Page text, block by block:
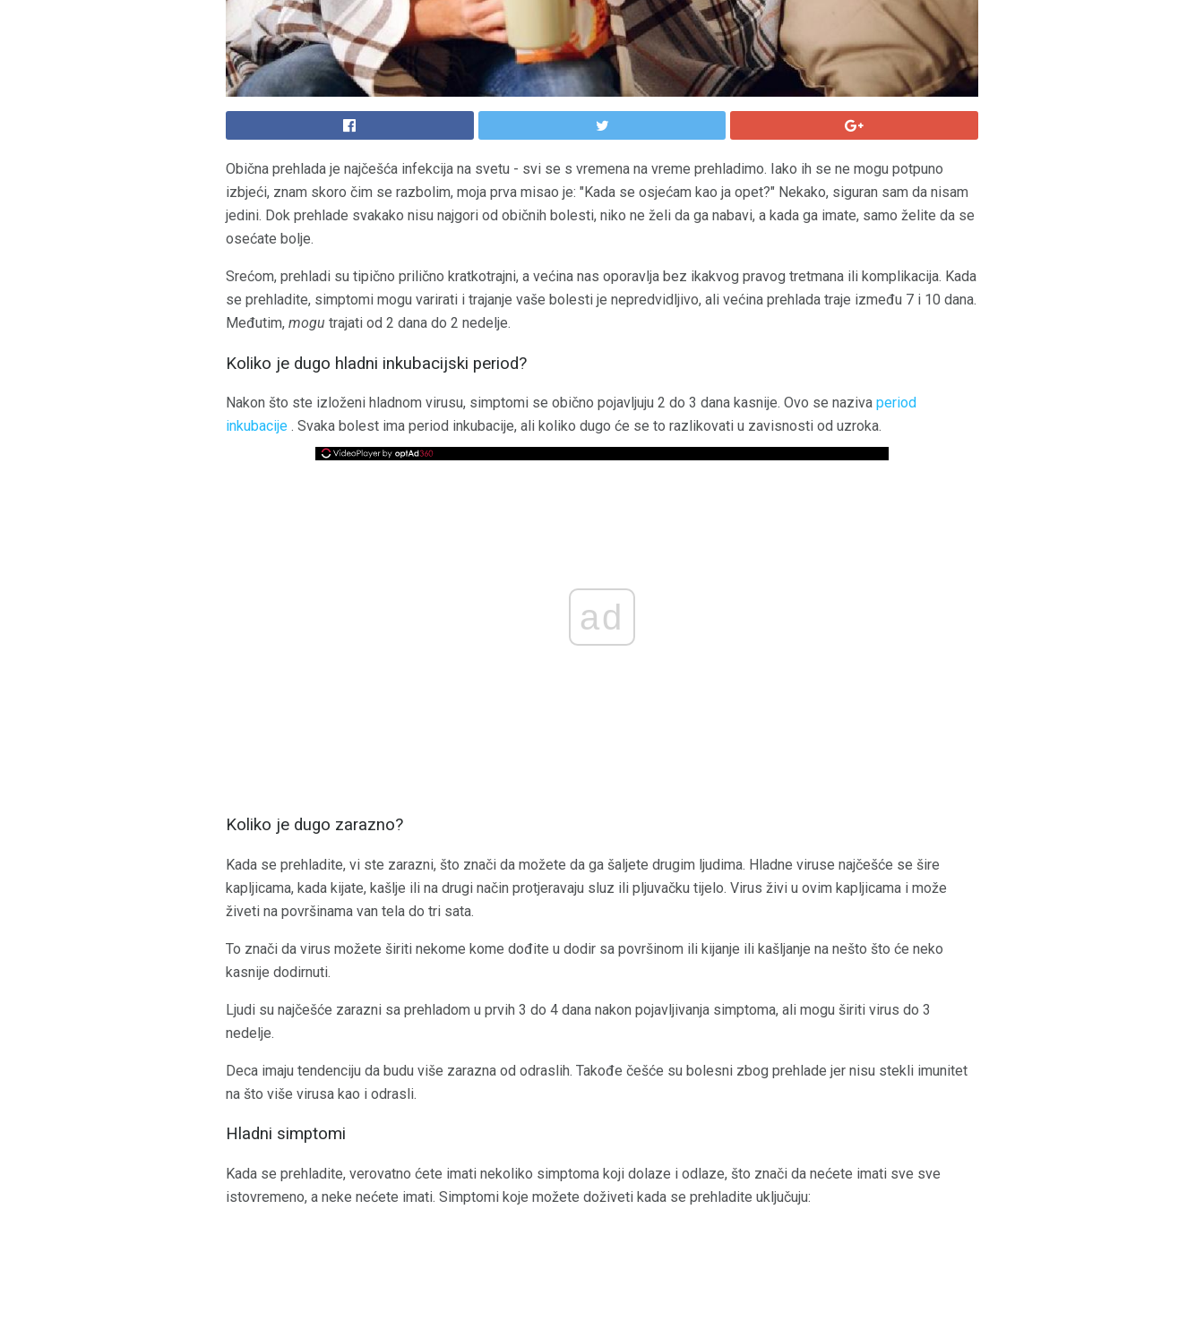
Obična prehlada je najčešća infekcija na svetu - svi se s vremena na vreme prehladimo. Iako ih se ne mogu potpuno
izbjeći, znam skoro čim se razbolim, moja prva misao je: "Kada se osjećam kao ja opet?" Nekako, siguran sam da nisam
jedini. Dok prehlade svakako nisu najgori od običnih bolesti, niko ne želi da ga nabavi, a kada ga imate, samo želite da se
osećate bolje.
Srećom, prehladi su tipično prilično kratkotrajni, a većina nas oporavlja bez ikakvog pravog tretmana ili komplikacija. Kada
se prehladite, simptomi mogu varirati i trajanje vaše bolesti je nepredvidljivo, ali većina prehlada traje između 7 i 10 dana.
Međutim, mogu trajati od 2 dana do 2 nedelje.
Koliko je dugo hladni inkubacijski period?
Nakon što ste izloženi hladnom virusu, simptomi se obično pojavljuju 2 do 3 dana kasnije. Ovo se naziva period
inkubacije . Svaka bolest ima period inkubacije, ali koliko dugo će se to razlikovati u zavisnosti od uzroka.
ad
Koliko je dugo zarazno?
Kada se prehladite, vi ste zarazni, što znači da možete da ga šaljete drugim ljudima. Hladne viruse najčešće se šire
kapljicama, kada kijate, kašlje ili na drugi način protjeravaju sluz ili pljuvačku tijelo. Virus živi u ovim kapljicama i može
živeti na površinama van tela do tri sata.
To znači da virus možete širiti nekome kome dođite u dodir sa površinom ili kijanje ili kašljanje na nešto što će neko
kasnije dodirnuti.
Ljudi su najčešće zarazni sa prehladom u prvih 3 do 4 dana nakon pojavljivanja simptoma, ali mogu širiti virus do 3
nedelje.
Deca imaju tendenciju da budu više zarazna od odraslih. Takođe češće su bolesni zbog prehlade jer nisu stekli imunitet
na što više virusa kao i odrasli.
Hladni simptomi
Kada se prehladite, verovatno ćete imati nekoliko simptoma koji dolaze i odlaze, što znači da nećete imati sve sve
istovremeno, a neke nećete imati. Simptomi koje možete doživeti kada se prehladite uključuju: